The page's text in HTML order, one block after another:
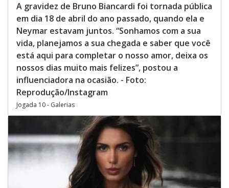
A gravidez de Bruno Biancardi foi tornada pública
em dia 18 de abril do ano passado, quando ela e
Neymar estavam juntos. “Sonhamos com a sua
vida, planejamos a sua chegada e saber que você
está aqui para completar o nosso amor, deixa os
nossos dias muito mais felizes”, postou a
influenciadora na ocasião. - Foto:
Reprodução/Instagram
Jogada 10 - Galerias